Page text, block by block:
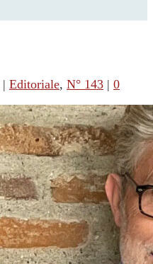
| Editoriale, N° 143 | 0